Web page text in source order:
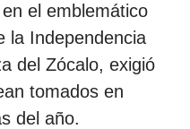
el emblemático
la Independencia
del Zócalo, exigió
tomados en
del año.